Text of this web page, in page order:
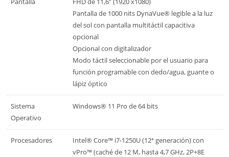
Pantalla de 1000 nits DynaVue® legible a la luz
del sol con pantalla multitáctil capacitiva
opcional
Opcional con digitalizador
Modo táctil seleccionable por el usuario para
función programable con dedo/agua, guante o
lápiz óptico
Sistema
Operativo
Windows® 11 Pro de 64 bits
Procesadores
Intel® Core™ i7-1250U (12ª generación) con
vPro™ (caché de 12 M, hasta 4,7 GHz, 2P+8E